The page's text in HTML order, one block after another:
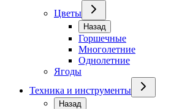
Цветы
Назад
Горшечные
Многолетние
Однолетние
Ягоды
Техника и инструменты
Назад